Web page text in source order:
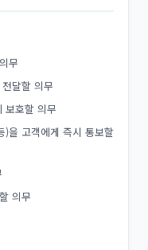
무
달할 의무
보호할 의무
)을 고객에게 즉시 통보할
의무